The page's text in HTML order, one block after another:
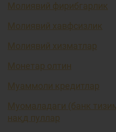
Молиявий фирибгарлик
Молиявий хавфсизлик
Молиявий хизматлар
Монетар олтин
Муаммоли кредитлар
Муомаладаги (банк
нақд пуллар